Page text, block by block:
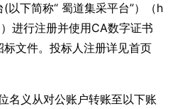
以下简称“ 蜀道集采平台”）（h
进行注册并使用CA数字证书
文件。投标人注册详见首页
名义从对公账户转账至以下账